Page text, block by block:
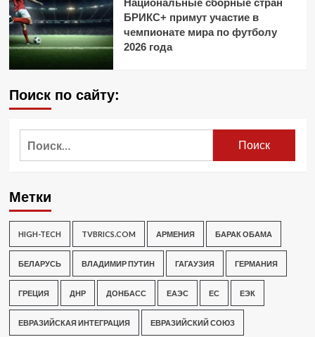
Национальные сборные стран
БРИКС+ примут участие в
чемпионате мира по футболу
2026 года
Поиск по сайту:
Метки
HIGH-TECH TVBRICS.COM АРМЕНИЯ БАРАК ОБАМА
БЕЛАРУСЬ ВЛАДИМИР ПУТИН ГАГАУЗИЯ ГЕРМАНИЯ
ГРЕЦИЯ ДНР ДОНБАСС ЕАЭС ЕС ЕЭК
ЕВРАЗИЙСКАЯ ИНТЕГРАЦИЯ ЕВРАЗИЙСКИЙ СОЮЗ